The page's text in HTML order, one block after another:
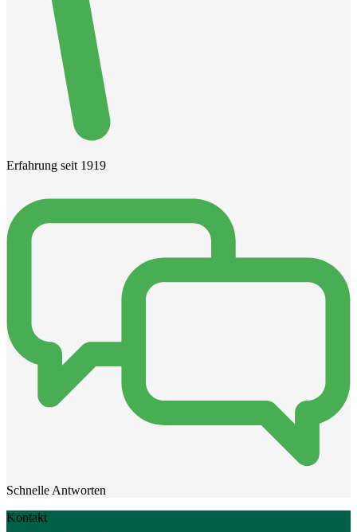
Erfahrung seit 1919
Schnelle Antworten
Kontakt